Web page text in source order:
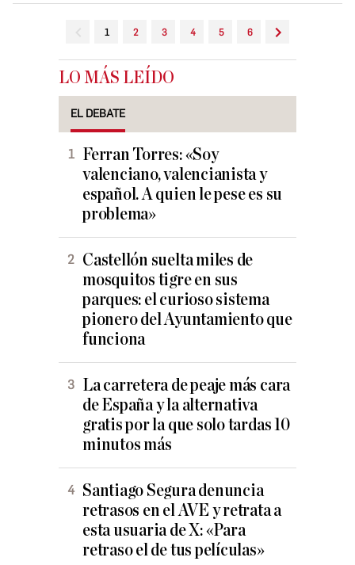
1 2 3 4 5 6
LO MÁS LEÍDO
EL DEBATE
Ferran Torres: «Soy
valenciano, valencianista y
español. A quien le pese es su
problema»
Castellón suelta miles de
mosquitos tigre en sus
parques: el curioso sistema
pionero del Ayuntamiento que
funciona
La carretera de peaje más cara
de España y la alternativa
gratis por la que solo tardas 10
minutos más
Santiago Segura denuncia
retrasos en el AVE y retrata a
esta usuaria de X: «Para
retraso el de tus películas»